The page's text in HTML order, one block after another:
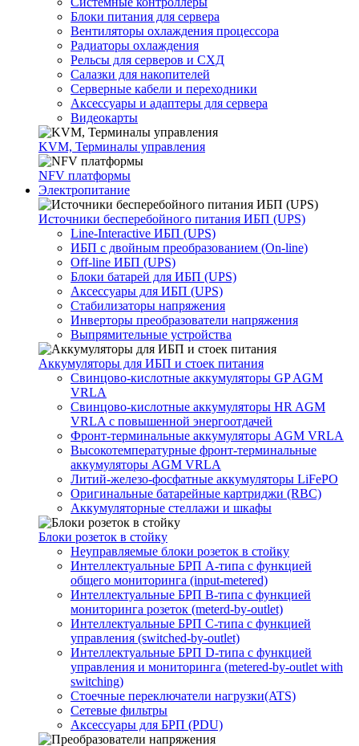
Блоки питания для сервера
Вентиляторы охлаждения процессора
Радиаторы охлаждения
Рельсы для серверов и СХД
Салазки для накопителей
Серверные кабели и переходники
Аксессуары и адаптеры для сервера
Видеокарты
KVM, Терминалы управления
NFV платформы
Электропитание
Источники бесперебойного питания ИБП (UPS)
Line-Interactive ИБП (UPS)
ИБП с двойным преобразованием (On-line)
Off-line ИБП (UPS)
Блоки батарей для ИБП (UPS)
Аксессуары для ИБП (UPS)
Стабилизаторы напряжения
Инверторы преобразователи напряжения
Выпрямительные устройства
Аккумуляторы для ИБП и стоек питания
Свинцово-кислотные аккумуляторы GP AGM
VRLA
Свинцово-кислотные аккумуляторы HR AGM
VRLA с повышенной энергоотдачей
Фронт-терминальные аккумуляторы AGM VRLA
Высокотемпературные фронт-терминальные
аккумуляторы AGM VRLA
Литий-железо-фосфатные аккумуляторы LiFePO
Оригинальные батарейные картриджи (RBC)
Аккумуляторные стеллажи и шкафы
Блоки розеток в стойку
Неуправляемые блоки розеток в стойку
Интеллектуальные БРП А-типа с функцией
общего мониторинга (input-metered)
Интеллектуальные БРП B-типа с функцией
мониторинга розеток (meterd-by-outlet)
Интеллектуальные БРП C-типа с функцией
управления (switched-by-outlet)
Интеллектуальные БРП D-типа с функцией
управления и мониторинга (metered-by-outlet with
switching)
Стоечные переключатели нагрузки(ATS)
Сетевые фильтры
Аксессуары для БРП (PDU)